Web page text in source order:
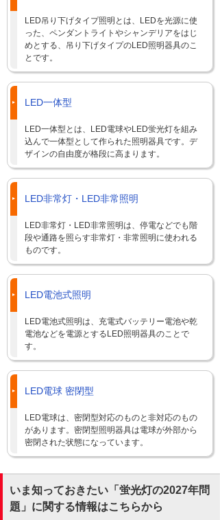
LED吊り下げタイプ照明とは、LEDを光源に使
った、ペンダントライトやシャンデリアをはじ
めとする、吊り下げタイプのLED照明器具のこ
とです。
LED一体型
LED一体型とは、LED電球やLED蛍光灯を組み
込んで一体型として作られた照明器具です。デ
ザインの自由度が格段に高まります。
LED非常灯・LED非常照明
LED非常灯・LED非常照明は、停電などでも階
段や通路を照らす非常灯・非常照明に使われる
ものです。
LED電池式照明
LED電池式照明は、充電式バッテリー電池や乾
電池などを電源とするLED照明器具のことで
す。
LED電球 密閉型
LED電球は、密閉型対応のものと非対応のもの
があります。密閉型照明器具は電球が外部から
密閉された状態になっています。
いま知っておきたい「蛍光灯の2027年問
題」に関する情報はこちらから